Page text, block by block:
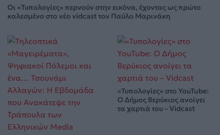
Οι «Τυπολογίες» περνούν στην εικόνα, έχοντας ως πρώτο
καλεσμένο στο νέο vidcast τον Παύλο Μαρινάκη
«Τυπολογίες» στο YouTube:
Ο Δήμος Βερύκιος ανοίγει
τα χαρτιά του – Vidcast